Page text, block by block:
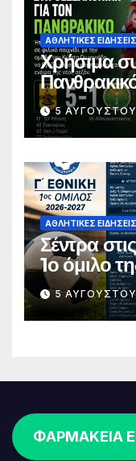
ΑΘΛΗΤΙΚΈΣ ΕΙΔΉΣΕΙΣ
Χρήσιμα
5
ΑΘΛΗΤΙΚΈΣ ΕΙΔΉΣΕΙΣ
Σέντρα
1ο όμιλο
5
ΦΑΡΜΑΚΕΙΑ